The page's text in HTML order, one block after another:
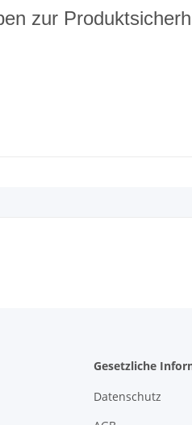
zur
Gesetzliche
Datenschutz